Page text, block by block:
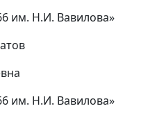
им. Н.И. Вавилова»
им. Н.И. Вавилова»